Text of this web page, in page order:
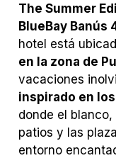
The Summer
BlueBay Banús
hotel está
en la zona de
vacaciones
inspirado en
donde el
patios y las
entorno